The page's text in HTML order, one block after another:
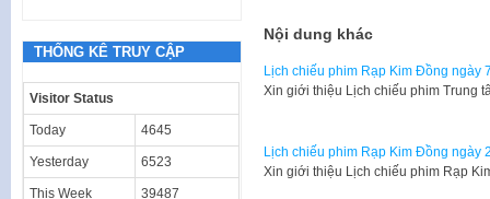
Nội dung khác
Lịch chiếu phim Rạp Kim Đồng ngày
Xin giới thiệu Lịch chiếu phim Trung
Lịch chiếu phim Rạp Kim Đồng ngày
Xin giới thiệu Lịch chiếu phim Rạp
THỐNG KÊ TRUY CẬP
Visitor Status
Today 4645
Yesterday 6523
This Week 39487